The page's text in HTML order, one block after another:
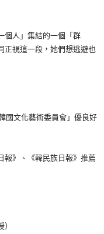
人」集結的一個「群
正視這一段，她們想逃避也
文化藝術委員會」優良好
》、《韓民族日報》推薦